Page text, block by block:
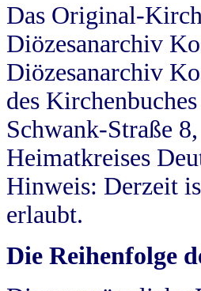
Das Original-
Diözesanarchiv
Diözesanarchiv
des
Schwank-Straße
Heimatkreises
Hinweis: Derzeit
erlaubt.
Die Reihenfolge